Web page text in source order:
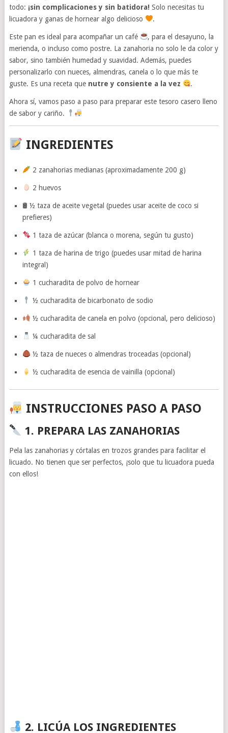
todo: ¡sin complicaciones y sin batidora! Solo necesitas tu
licuadora y ganas de hornear algo delicioso
.
Este pan es ideal para acompañar un café
, para el desayuno, la
merienda, o incluso como postre. La zanahoria no solo le da color y
sabor, sino también humedad y suavidad. Además, puedes
personalizarlo con nueces, almendras, canela o lo que más te
guste. Es una receta que nutre y consiente a la vez .
Ahora sí, vamos paso a paso para preparar este tesoro casero lleno
de sabor y cariño.
INGREDIENTES
2 zanahorias medianas (aproximadamente 200 g)
2 huevos
🛢 ½ taza de aceite vegetal (puedes usar aceite de coco si
prefieres)
1 taza de azúcar (blanca o morena, según tu gusto)
1 taza de harina de trigo (puedes usar mitad de harina
integral)
1 cucharadita de polvo de hornear
½ cucharadita de bicarbonato de sodio
½ cucharadita de canela en polvo (opcional, pero delicioso)
¼ cucharadita de sal
½ taza de nueces o almendras troceadas (opcional)
½ cucharadita de esencia de vainilla (opcional)
INSTRUCCIONES PASO A PASO
1. PREPARA LAS ZANAHORIAS
Pela las zanahorias y córtalas en trozos grandes para facilitar el
licuado. No tienen que ser perfectos, ¡solo que tu licuadora pueda
con ellos!
2. LICÚA LOS INGREDIENTES